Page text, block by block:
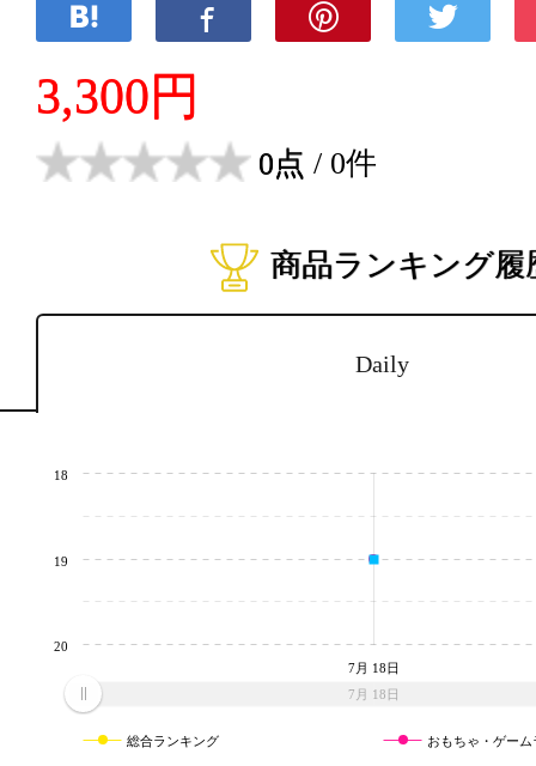
3,300円
0点 / 0件
商品ランキング履
Daily
7月 18日
7月 18日
18
19
20
総合ランキング おもちゃ・ゲー